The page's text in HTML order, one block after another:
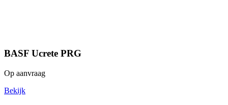
BASF Ucrete PRG
Op aanvraag
Bekijk